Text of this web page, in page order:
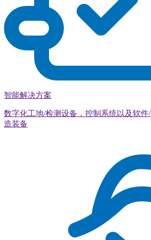
智能解决方案
数字化工地/检测设备，控制系统以及软件
造装备